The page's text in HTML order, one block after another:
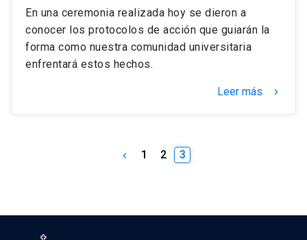
Alumni launch
Padres y familia
Correo UC launch
Mi Portal UC launch
En una ceremonia realizada hoy se dieron a
conocer los protocolos de acción que guiarán la
forma como nuestra comunidad universitaria
enfrentará estos hechos.
Leer más keyboard_arrow_right
keyboard_arrow_left 1 2 3